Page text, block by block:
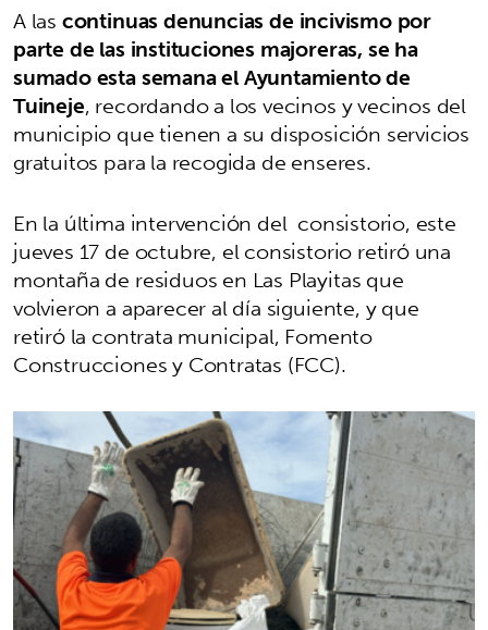
A lascontinuas denuncias de incivismo por
parte de las instituciones majoreras, se ha
sumado esta semana el Ayuntamiento de
Tuineje, recordando a los vecinos y vecinos del
municipio que tienen a su disposición servicios
gratuitos para la recogida de enseres.
En la última intervención del consistorio, este
jueves 17 de octubre, el consistorio retiró una
montaña de residuos en Las Playitas que
volvieron a aparecer al día siguiente, y que
retiró la contrata municipal, Fomento
Construcciones y Contratas (FCC).